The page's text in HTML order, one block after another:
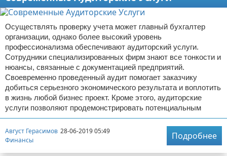
Осуществлять проверку учета может главный бухгалтер
организации, однако более высокий уровень
профессионализма обеспечивают аудиторский услуги.
Сотрудники специализированных фирм знают все тонкости и
нюансы, связанные с документацией предприятий.
Своевременно проведенный аудит помогает заказчику
добиться серьезного экономического результата и воплотить
в жизнь любой бизнес проект. Кроме этого, аудиторские
услуги позволяют продемонстрировать потенциальным
Август Герасимов 28-06-2019 05:49
Финансы
Подробнее